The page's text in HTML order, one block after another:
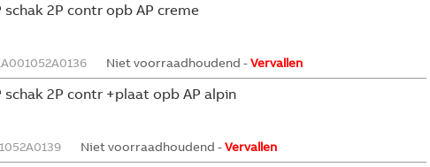
2P contr opb AP creme
Niet voorraadhoudend -Vervallen
2P contr +plaat opb AP alpin
Niet voorraadhoudend -Vervallen